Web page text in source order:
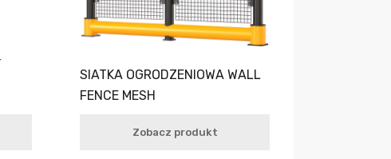
SIATKA OGRODZENIOWA WALL
FENCE MESH
Zobacz produkt